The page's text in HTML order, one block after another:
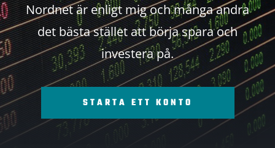
Nordnet är enligt mig och många andra
det bästa stället att börja spara och
investera på.
STARTA ETT KONTO